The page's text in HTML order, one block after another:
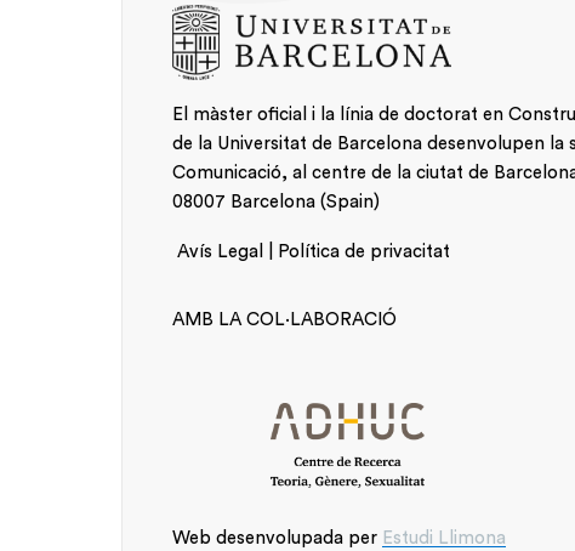
El màster oficial i la línia de doctorat en
de la Universitat de Barcelona desenvolupen la
Comunicació, al centre de la ciutat de
08007 Barcelona (Spain)
Avís Legal | Política de privacitat
AMB LA COL·LABORACIÓ
Web desenvolupada per Estudi Llimona